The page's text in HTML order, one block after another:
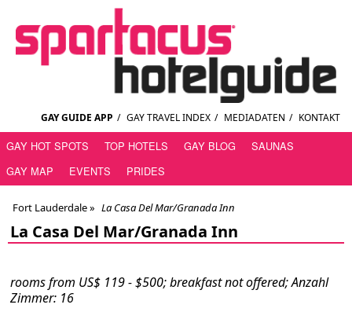
GAY GUIDE APP / GAY TRAVEL INDEX / MEDIADATEN / KONTAKT
GAY HOT SPOTS TOP HOTELS GAY BLOG
SAUNAS
GAY MAP
EVENTS PRIDES
Fort Lauderdale» La Casa Del Mar/Granada Inn
La Casa Del Mar/Granada Inn
rooms from US$ 119 - $500; breakfast not offered; Anzahl
Zimmer: 16